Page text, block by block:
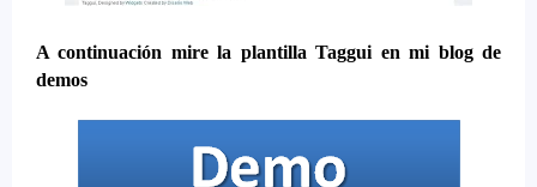
A continuación mire la plantilla Taggui en mi blog de
demos